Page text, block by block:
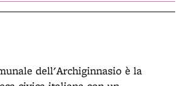
dell'Archiginnasio è la